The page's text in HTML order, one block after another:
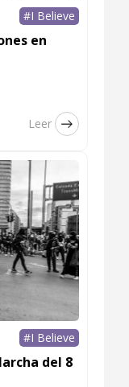
#I Believe
en
Leer
#I Believe
del 8